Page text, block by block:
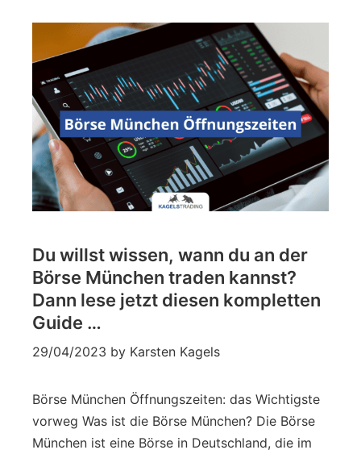
Du willst wissen, wann du an der
Börse München traden kannst?
Dann lese jetzt diesen kompletten
Guide …
29/04/2023 by Karsten Kagels
Börse München Öffnungszeiten: das Wichtigste
vorweg Was ist die Börse München? Die Börse
München ist eine Börse in Deutschland, die im